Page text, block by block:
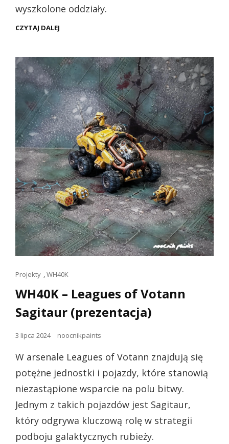
wyszkolone oddziały.
CZYTAJ DALEJ
VOTANN
HERNKYN
PIONEERS
(PREZENTACJA)
Linki
kotów
Projekty ,WH40K
WH40K – Leagues of Votann
Sagitaur (prezentacja)
Opublikowano
3 lipca 2024 noocnikpaints
W arsenale Leagues of Votann znajdują się
potężne jednostki i pojazdy, które stanowią
niezastąpione wsparcie na polu bitwy.
Jednym z takich pojazdów jest Sagitaur,
który odgrywa kluczową rolę w strategii
podboju galaktycznych rubieży.